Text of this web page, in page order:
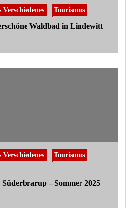
Verschiedenes Tourismus
Waldbad in Lindewitt
Verschiedenes
Tourismus
– Sommer 2025